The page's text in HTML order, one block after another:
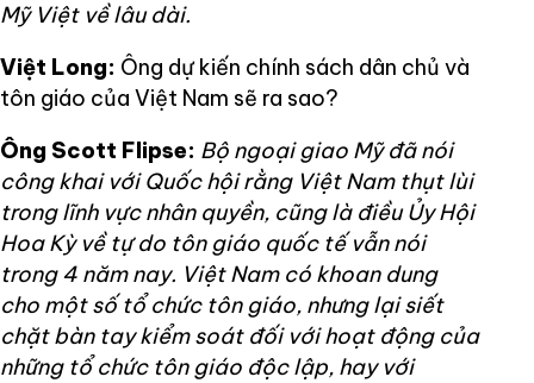
Mỹ Việt về lâu dài.
Việt Long: Ông dự kiến chính sách dân chủ và
tôn giáo của Việt Nam sẽ ra sao?
Ông Scott Flipse: Bộ ngoại giao Mỹ đã nói
công khai với Quốc hội rằng Việt Nam thụt lùi
trong lĩnh vực nhân quyền, cũng là điều Ủy Hội
Hoa Kỳ về tự do tôn giáo quốc tế vẫn nói
trong 4 năm nay. Việt Nam có khoan dung
cho một số tổ chức tôn giáo, nhưng lại siết
chặt bàn tay kiểm soát đối với hoạt động của
những tổ chức tôn giáo độc lập, hay với